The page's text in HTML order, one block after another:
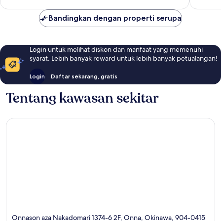
Bandingkan dengan properti serupa
Login untuk melihat diskon dan manfaat yang memenuhi
syarat. Lebih banyak reward untuk lebih banyak petualangan!
Login Daftar sekarang, gratis
Tentang kawasan sekitar
Onnason aza Nakadomari 1374-6 2F, Onna, Okinawa, 904-0415